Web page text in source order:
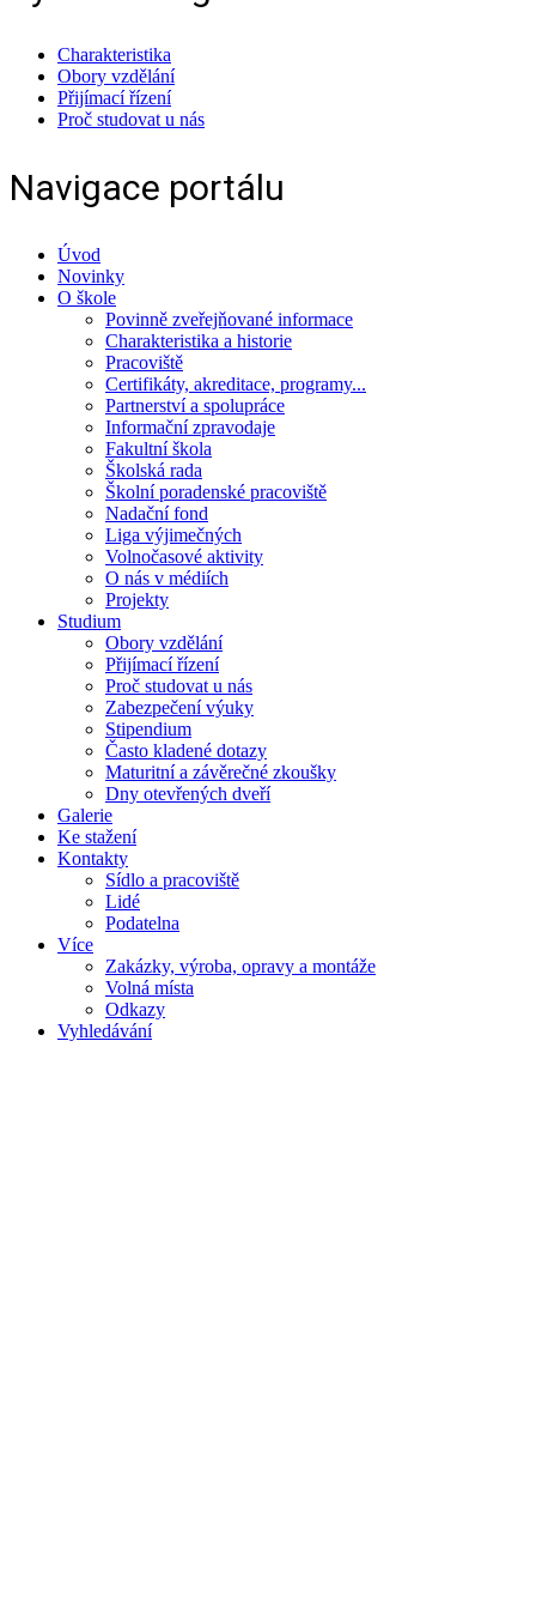
Charakteristika
Obory vzdělání
Přijímací řízení
Proč studovat u nás
Navigace portálu
Úvod
Novinky
O škole
Povinně zveřejňované informace
Charakteristika a historie
Pracoviště
Certifikáty, akreditace, programy...
Partnerství a spolupráce
Informační zpravodaje
Fakultní škola
Školská rada
Školní poradenské pracoviště
Nadační fond
Liga výjimečných
Volnočasové aktivity
O nás v médiích
Projekty
Studium
Obory vzdělání
Přijímací řízení
Proč studovat u nás
Zabezpečení výuky
Stipendium
Často kladené dotazy
Maturitní a závěrečné zkoušky
Dny otevřených dveří
Galerie
Ke stažení
Kontakty
Sídlo a pracoviště
Lidé
Podatelna
Více
Zakázky, výroba, opravy a montáže
Volná místa
Odkazy
Vyhledávání